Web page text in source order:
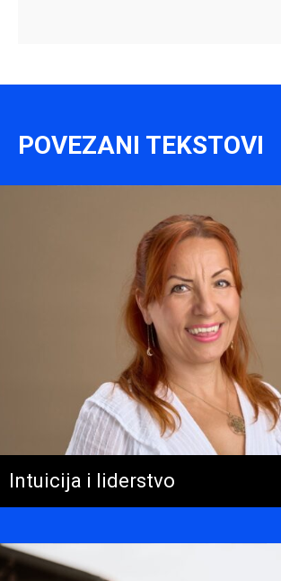
POVEZANI TEKSTOVI
Intuicija i liderstvo